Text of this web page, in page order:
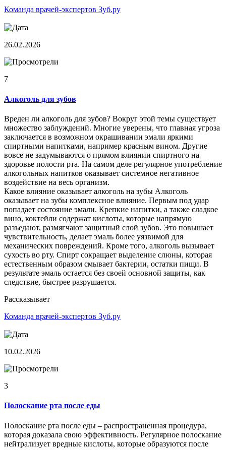
Команда врачей-экспертов Зуб.ру
26.02.2026
7
Алкоголь для зубов
Вреден ли алкоголь для зубов? Вокруг этой темы существует
множество заблуждений. Многие уверены, что главная угроза
заключается в возможном окрашивании эмали яркими
спиртными напитками, например красным вином. Другие
вовсе не задумываются о прямом влиянии спиртного на
здоровье полости рта. На самом деле регулярное употребление
алкогольных напитков оказывает системное негативное
воздействие на весь организм.
Какое влияние оказывает алкоголь на зубы Алкоголь
оказывает на зубы комплексное влияние. Первым под удар
попадает состояние эмали. Крепкие напитки, а также сладкое
вино, коктейли содержат кислоты, которые напрямую
разъедают, размягчают защитный слой зубов. Это повышает
чувствительность, делает эмаль более уязвимой для
механических повреждений. Кроме того, алкоголь вызывает
сухость во рту. Спирт сокращает выделение слюны, которая
естественным образом смывает бактерии, остатки пищи. В
результате эмаль остается без своей основной защиты, как
следствие, быстрее разрушается.
Рассказывает
Команда врачей-экспертов Зуб.ру
10.02.2026
3
Полоскание рта после еды
Полоскание рта после еды – распространенная процедура,
которая доказала свою эффективность. Регулярное полоскание
нейтрализует вредные кислоты, которые образуются после